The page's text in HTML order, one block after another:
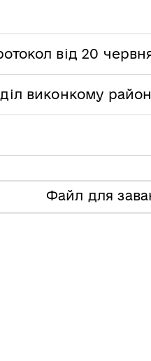
від 20
виконкому
Файл для